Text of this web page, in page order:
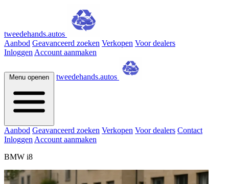
tweedehands.autos
Aanbod Geavanceerd zoeken Verkopen Voor dealers
Inloggen Account aanmaken
Menu openen tweedehands.autos
Aanbod Geavanceerd zoeken Verkopen Voor dealers Contact
Inloggen Account aanmaken
BMW i8